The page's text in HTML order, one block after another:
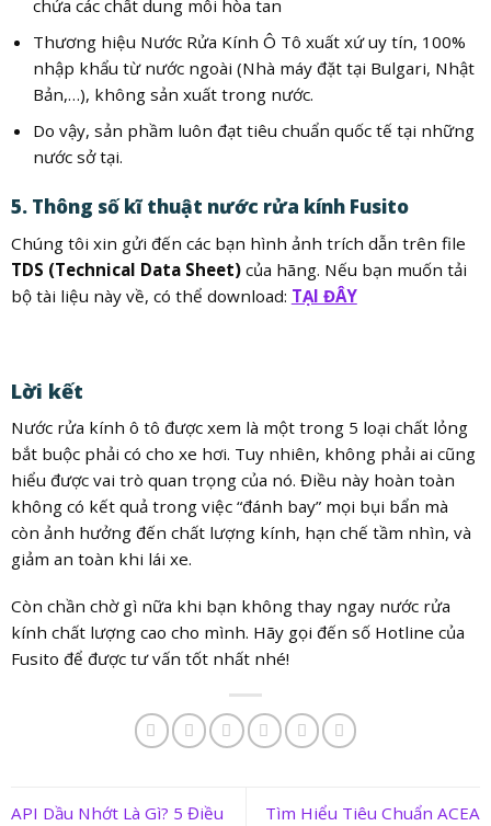
chứa các chất dung môi hòa tan
Thương hiệu Nước Rửa Kính Ô Tô xuất xứ uy tín, 100%
nhập khẩu từ nước ngoài (Nhà máy đặt tại Bulgari, Nhật
Bản,…), không sản xuất trong nước.
Do vậy, sản phầm luôn đạt tiêu chuẩn quốc tế tại những
nước sở tại.
5. Thông số kĩ thuật nước rửa kính Fusito
Chúng tôi xin gửi đến các bạn hình ảnh trích dẫn trên file
TDS (Technical Data Sheet)của hãng. Nếu bạn muốn tải
bộ tài liệu này về, có thể download: TẠI ĐÂY
Lời kết
Nước rửa kính ô tô được xem là một trong 5 loại chất lỏng
bắt buộc phải có cho xe hơi. Tuy nhiên, không phải ai cũng
hiểu được vai trò quan trọng của nó. Điều này hoàn toàn
không có kết quả trong việc “đánh bay” mọi bụi bẩn mà
còn ảnh hưởng đến chất lượng kính, hạn chế tầm nhìn, và
giảm an toàn khi lái xe.
Còn chần chờ gì nữa khi bạn không thay ngay nước rửa
kính chất lượng cao cho mình. Hãy gọi đến số Hotline của
Fusito để được tư vấn tốt nhất nhé!
API Dầu Nhớt Là Gì? 5 Điều
Tìm Hiểu Tiêu Chuẩn ACEA